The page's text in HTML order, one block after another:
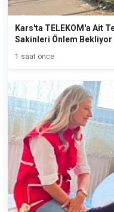
Kars'ta TELEKOM'a Ait
Sakinleri Önlem Bekliyor
1 saat önce